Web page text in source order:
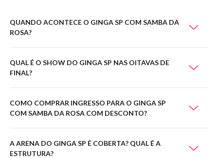
QUANDO ACONTECE O GINGA SP COM SAMBA DA
ROSA?
QUAL É O SHOW DO GINGA SP NAS OITAVAS DE
FINAL?
COMO COMPRAR INGRESSO PARA O GINGA SP
COM SAMBA DA ROSA COM DESCONTO?
A ARENA DO GINGA SP É COBERTA? QUAL É A
ESTRUTURA?